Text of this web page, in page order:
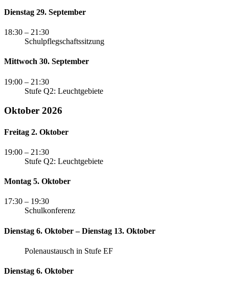
Dienstag 29. September
18:30 – 21:30
Schulpflegschaftssitzung
Mittwoch 30. September
19:00 – 21:30
Stufe Q2: Leuchtgebiete
Oktober 2026
Freitag 2. Oktober
19:00 – 21:30
Stufe Q2: Leuchtgebiete
Montag 5. Oktober
17:30 – 19:30
Schulkonferenz
Dienstag 6. Oktober – Dienstag 13. Oktober
Polenaustausch in Stufe EF
Dienstag 6. Oktober